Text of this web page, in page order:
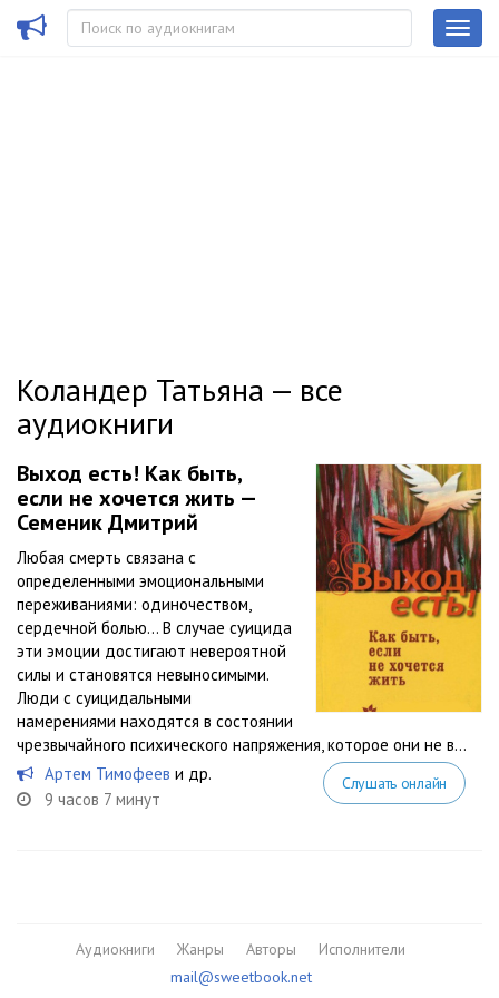
Коландер Татьяна — все
аудиокниги
Выход есть! Как быть,
если не хочется жить —
Семеник Дмитрий
Любая смерть связана с
определенными эмоциональными
переживаниями: одиночеством,
сердечной болью… В случае суицида
эти эмоции достигают невероятной
силы и становятся невыносимыми.
Люди с суицидальными
намерениями находятся в состоянии
чрезвычайного психического напряжения, которое они не в...
Артем Тимофеев и др.
9 часов 7 минут
Слушать онлайн
Аудиокниги Жанры Авторы
Исполнители
mail@sweetbook.net